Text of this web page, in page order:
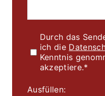
Durch das
ich die
Kenntnis
akzeptiere.*
Ausfüllen: